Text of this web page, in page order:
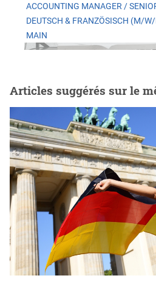
ACCOUNTING MANAGER /
DEUTSCH & FRANZÖSISCH (M/
MAIN
Articles suggérés sur le